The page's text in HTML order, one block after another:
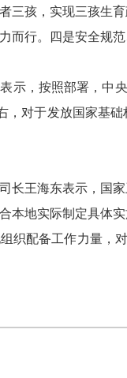
三孩，实现三孩生
而行。四是安全规范
示，按照部署，中
，对于发放国家基
长王海东表示，国
本地实际制定具体
织配备工作力量，